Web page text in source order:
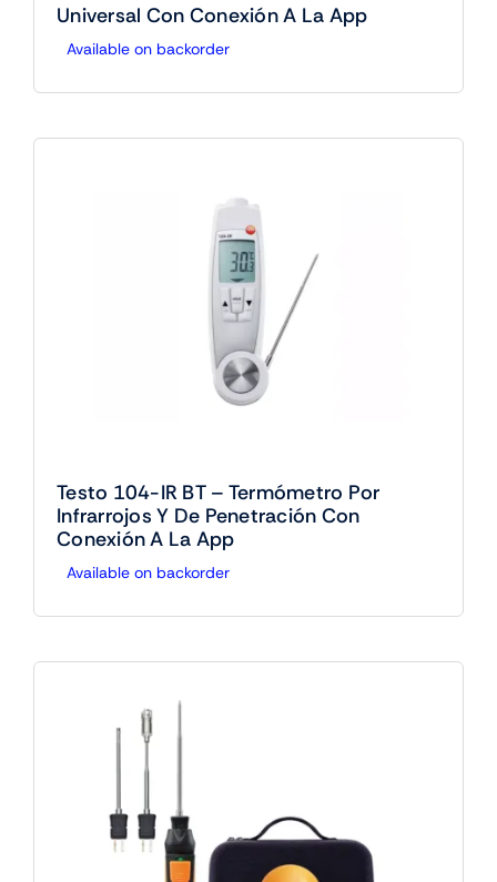
Universal Con Conexión A La App
Available on backorder
Testo 104-IR BT – Termómetro Por
Infrarrojos Y De Penetración Con
Conexión A La App
Available on backorder